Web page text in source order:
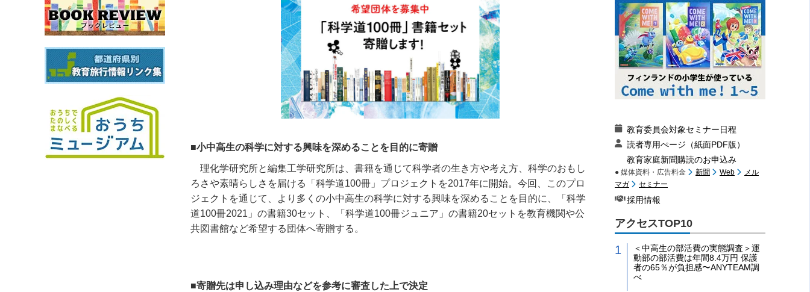
■小中高生の科学に対する興味を深めることを目的に寄贈
理化学研究所と編集工学研究所は、書籍を通じて科学者の生き方や考え方、科学のおもし
ろさや素晴らしさを届ける「科学道100冊」プロジェクトを2017年に開始。今回、このプロ
ジェクトを通じて、より多くの小中高生の科学に対する興味を深めることを目的に、「科学
道100冊2021 」の書籍30セット、「科学道100冊ジュニア」の書籍20セットを教育機関や公
共図書館など希望する団体へ寄贈する。
■寄贈先は申し込み理由などを参考に審査した上で決定
教育委員会対象セミナー日程
読者専用ぺージ（紙面PDF版）
教育家庭新聞購読のお申込み
● 媒体資料・広告料金 新聞 Web
メル
マガ
セミナー
採用情報
アクセスTOP10
＜中高生の部活費の実態調査＞運
動部の部活費は年間8.4万円 保護
者の65％が負担感〜ANYTEAM調
べ